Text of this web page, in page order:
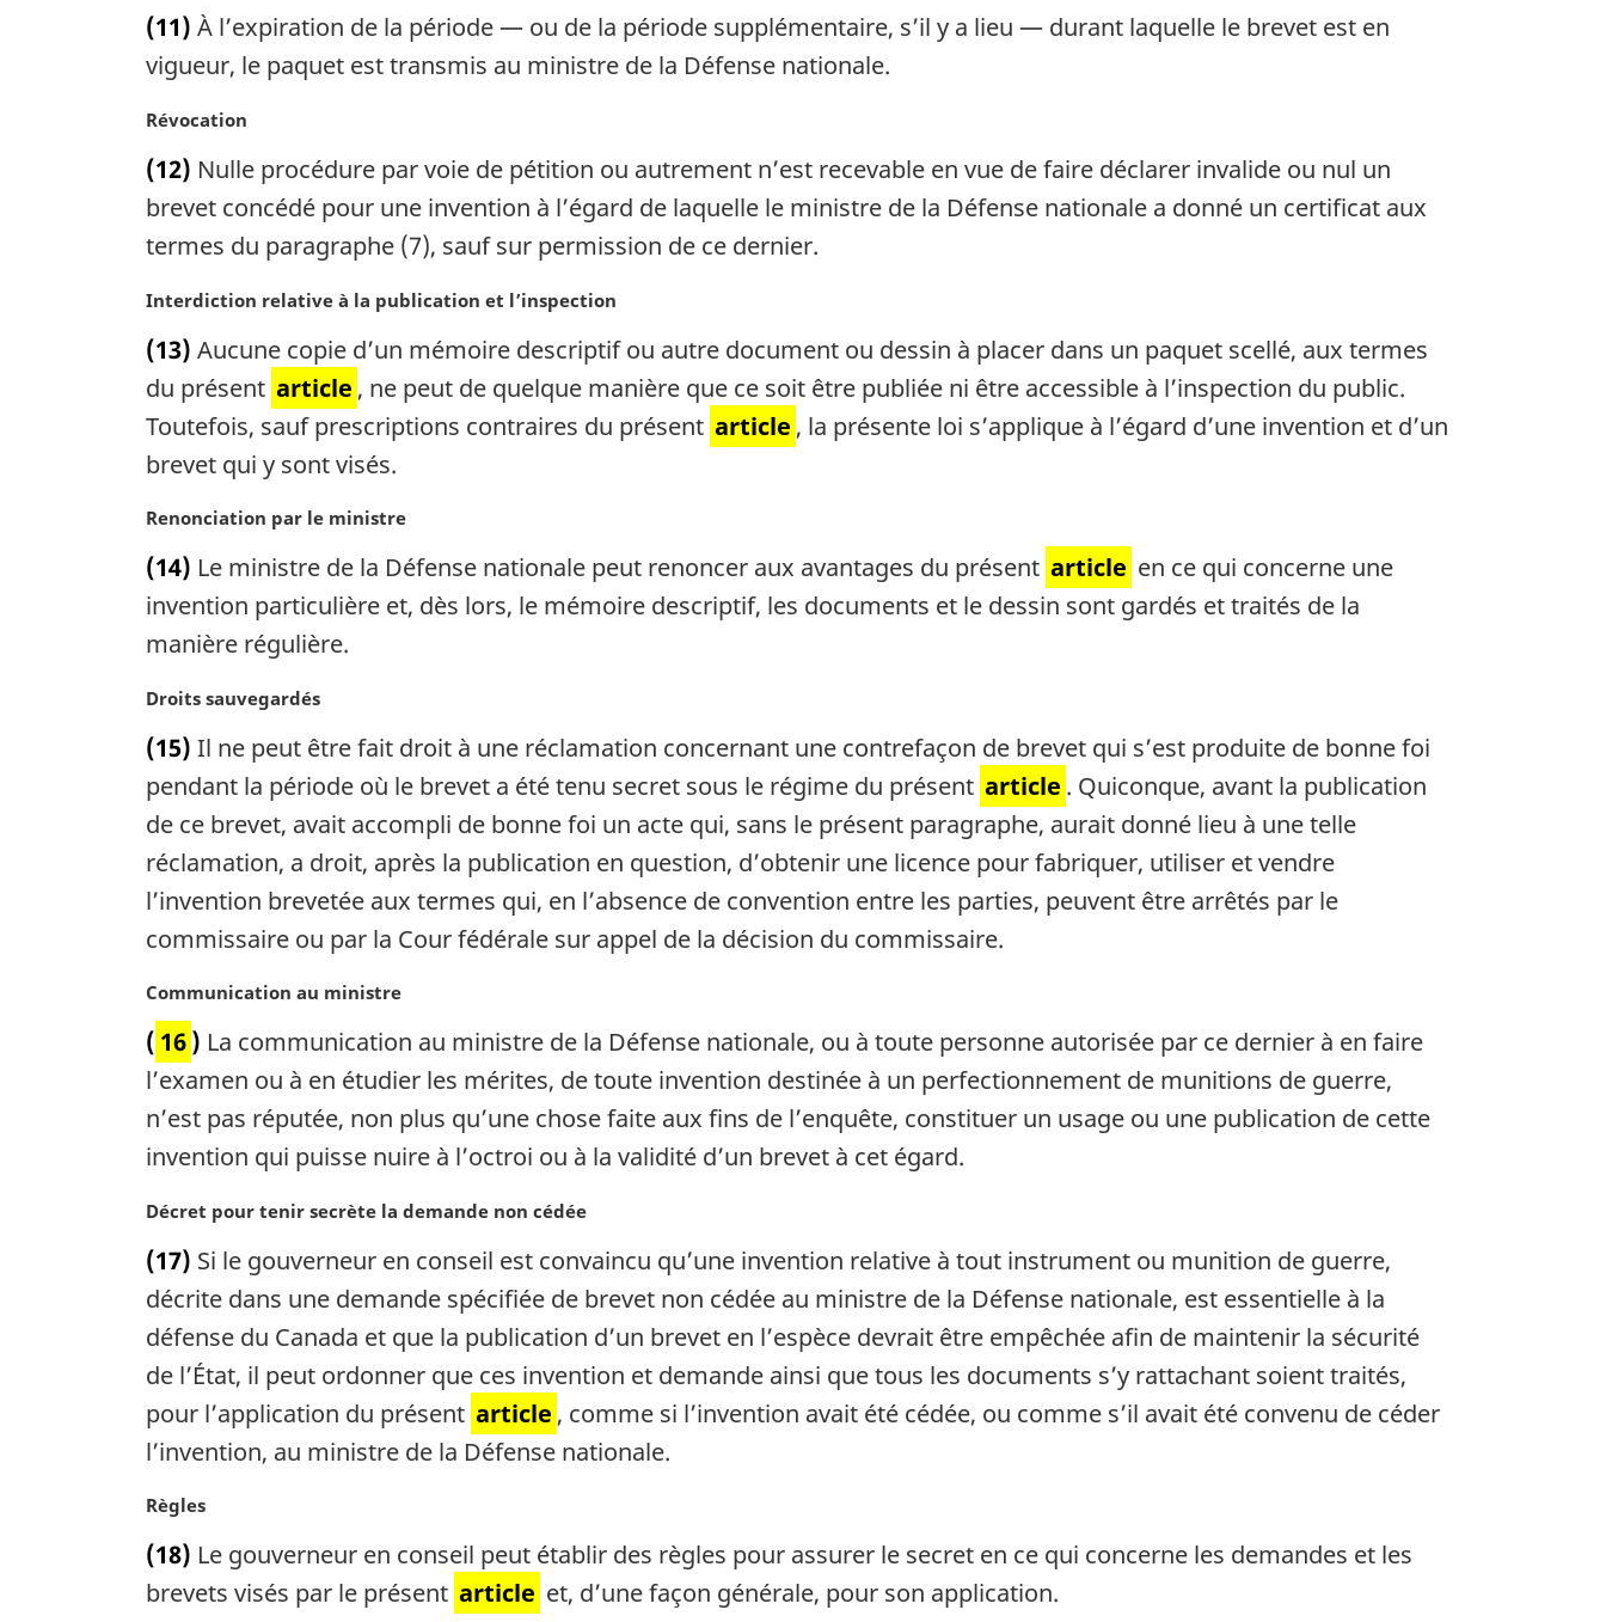
:
g
i
a
e
:
t
e
a
g
i
a
e
:
(11) À l’expiration de la période — ou de la période supplémentaire, s’il y a lieu — durant laquelle le brevet est en
vigueur, le paquet est transmis au ministre de la Défense nationale.
N
t
e
a
g
i
n
a
l
:
Révocation
(12) Nulle procédure par voie de pétition ou autrement n’est recevable en vue de faire déclarer invalide ou nul un
brevet concédé pour une invention à l’égard de laquelle le ministre de la Défense nationale a donné un certificat aux
termes du paragraphe (7), sauf sur permission de ce dernier.
N
t
e
a
r
i
a
l
:
Interdiction relative à la publication et l’inspection
(13) Aucune copie d’un mémoire descriptif ou autre document ou dessin à placer dans un paquet scellé, aux termes
du présent article , ne peut de quelque manière que ce soit être publiée ni être accessible à l’inspection du public.
Toutefois, sauf prescriptions contraires du présent article , la présente loi s’applique à l’égard d’une invention et d’un
brevet qui y sont visés.
N
t
e
a
g
i
n
a
l
:
Renonciation par le ministre
(14) Le ministre de la Défense nationale peut renoncer aux avantages du présent article en ce qui concerne une
invention particulière et, dès lors, le mémoire descriptif, les documents et le dessin sont gardés et traités de la
manière régulière.
N
t
e
m
a
r
g
i
n
l
e
:
Droits sauvegardés
(15) Il ne peut être fait droit à une réclamation concernant une contrefaçon de brevet qui s’est produite de bonne foi
pendant la période où le brevet a été tenu secret sous le régime du présent article . Quiconque, avant la publication
de ce brevet, avait accompli de bonne foi un acte qui, sans le présent paragraphe, aurait donné lieu à une telle
réclamation, a droit, après la publication en question, d’obtenir une licence pour fabriquer, utiliser et vendre
l’invention brevetée aux termes qui, en l’absence de convention entre les parties, peuvent être arrêtés par le
commissaire ou par la Cour fédérale sur appel de la décision du commissaire.
N
o
t
e
a
r
i
a
l
e
:
Communication au ministre
( 16) La communication au ministre de la Défense nationale, ou à toute personne autorisée par ce dernier à en faire
l’examen ou à en étudier les mérites, de toute invention destinée à un perfectionnement de munitions de guerre,
n’est pas réputée, non plus qu’une chose faite aux fins de l’enquête, constituer un usage ou une publication de cette
invention qui puisse nuire à l’octroi ou à la validité d’un brevet à cet égard.
N
t
e
a
r
i
n
l
e
:
Décret pour tenir secrète la demande non cédée
(17) Si le gouverneur en conseil est convaincu qu’une invention relative à tout instrument ou munition de guerre,
décrite dans une demande spécifiée de brevet non cédée au ministre de la Défense nationale, est essentielle à la
défense du Canada et que la publication d’un brevet en l’espèce devrait être empêchée afin de maintenir la sécurité
de l’État, il peut ordonner que ces invention et demande ainsi que tous les documents s’y rattachant soient traités,
pour l’application du présent article , comme si l’invention avait été cédée, ou comme s’il avait été convenu de céder
l’invention, au ministre de la Défense nationale.
N
t
e
Règles
(18) Le gouverneur en conseil peut établir des règles pour assurer le secret en ce qui concerne les demandes et les
brevets visés par le présent article et, d’une façon générale, pour son application.